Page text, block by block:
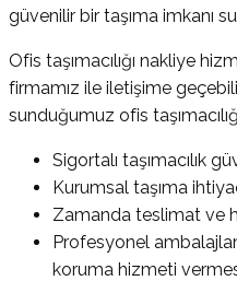
güvenilir bir taşıma imkanı
Ofis taşımacılığı nakliye
firmamız ile iletişime
sunduğumuz ofis
Sigortalı taşımacılık
Kurumsal taşıma
Zamanda teslimat ve
Profesyonel
koruma hizmeti